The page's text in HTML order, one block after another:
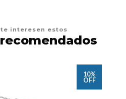
interesen estos
10%
OFF